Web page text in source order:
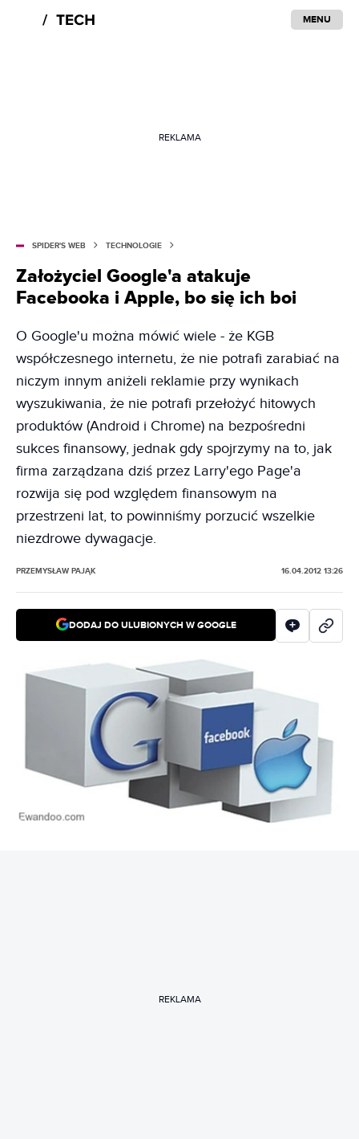
MENU
REKLAMA
SPIDER'S WEB TECHNOLOGIE
Założyciel Google'a atakuje
Facebooka i Apple, bo się ich boi
O Google'u można mówić wiele - że KGB
współczesnego internetu, że nie potrafi zarabiać na
niczym innym aniżeli reklamie przy wynikach
wyszukiwania, że nie potrafi przełożyć hitowych
produktów (Android i Chrome) na bezpośredni
sukces finansowy, jednak gdy spojrzymy na to, jak
firma zarządzana dziś przez Larry'ego Page'a
rozwija się pod względem finansowym na
przestrzeni lat, to powinniśmy porzucić wszelkie
niezdrowe dywagacje.
PRZEMYSŁAW PAJĄK 16.04.2012 13:26
DODAJ DO ULUBIONYCH W GOOGLE
REKLAMA